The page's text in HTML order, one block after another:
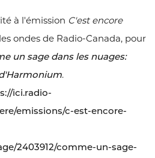
à l'émission C'est encore
ondes de Radio-Canada, pour
un sage dans les nuages:
.
ici.radio-
emissions/c-est-encore-
2403912/comme-un-sage-